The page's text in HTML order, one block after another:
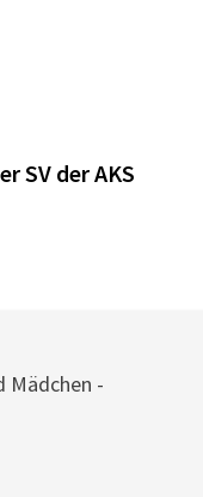
SV der AKS
Mädchen -